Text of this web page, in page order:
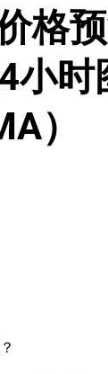
格
小
）